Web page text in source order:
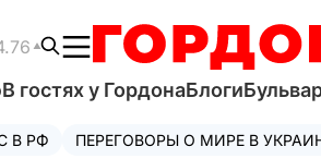
В гостях у ГордонаБлоги
В РФ ПЕРЕГОВОРЫ О МИРЕ В